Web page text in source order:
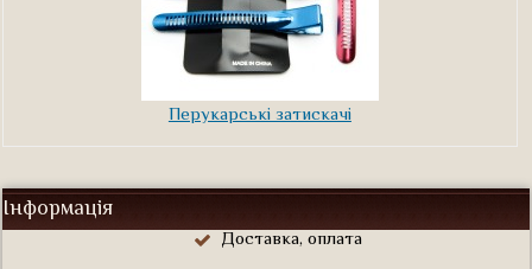
Перукарські затискачі
Інформація
Доставка, оплата